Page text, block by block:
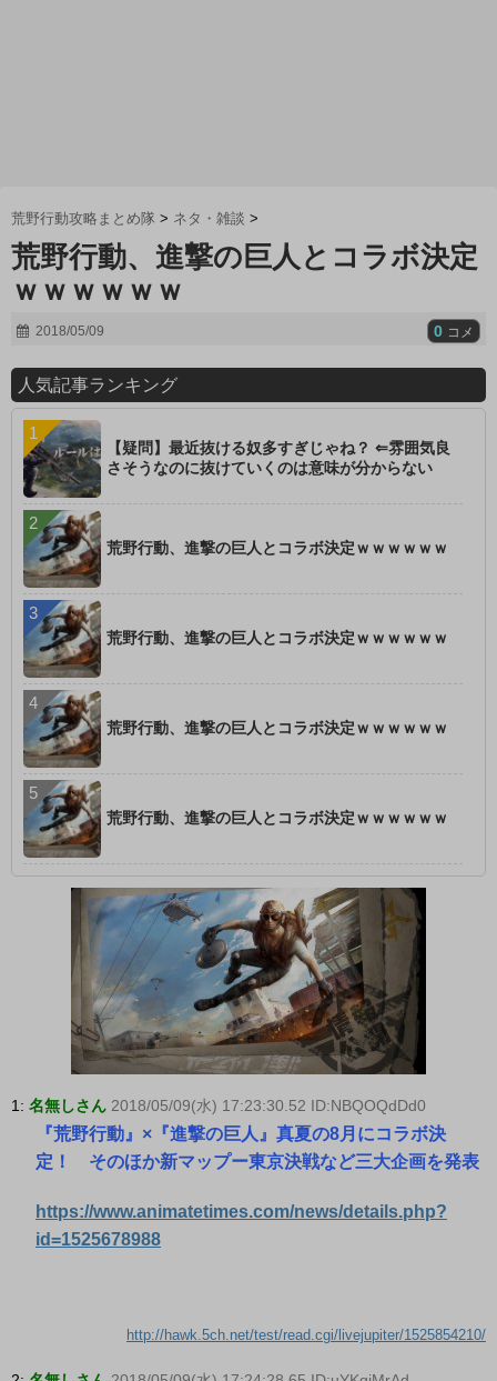
荒野行動攻略まとめ隊 > ネタ・雑談 >
荒野行動、進撃の巨人とコラボ決定
ｗｗｗｗｗｗ
2018/05/09 0 コメ
人気記事ランキング
【疑問】最近抜ける奴多すぎじゃね？ ⇐雰囲気良
さそうなのに抜けていくのは意味が分からない
荒野行動、進撃の巨人とコラボ決定ｗｗｗｗｗｗ
荒野行動、進撃の巨人とコラボ決定ｗｗｗｗｗｗ
荒野行動、進撃の巨人とコラボ決定ｗｗｗｗｗｗ
荒野行動、進撃の巨人とコラボ決定ｗｗｗｗｗｗ
1: 名無しさん 2018/05/09(水) 17:23:30.52 ID:NBQOQdDd0
『荒野行動』×『進撃の巨人』真夏の8月にコラボ決
定！ そのほか新マップー東京決戦など三大企画を発表
https://www.animatetimes.com/news/details.php?
id=1525678988
http://hawk.5ch.net/test/read.cgi/livejupiter/1525854210/